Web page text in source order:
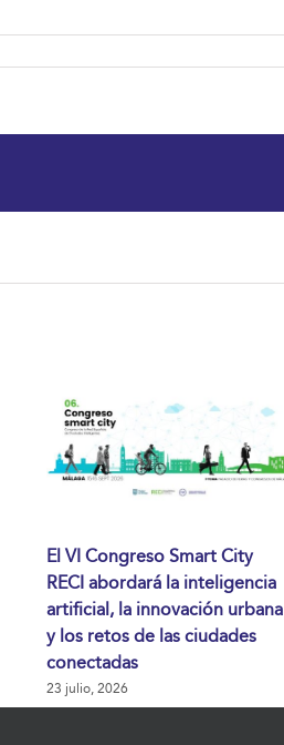
El VI Congreso Smart City
RECI abordará la inteligencia
artificial, la innovación urbana
y los retos de las ciudades
conectadas
23 julio, 2026